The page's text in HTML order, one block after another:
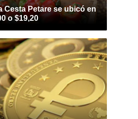
Cesta Petare se ubicó en
o $19,20